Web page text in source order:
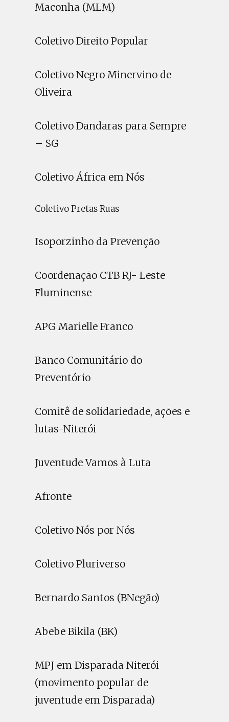
Maconha (MLM)
Coletivo Direito Popular
Coletivo Negro Minervino de
Oliveira
Coletivo Dandaras para Sempre
– SG
Coletivo África em Nós
Coletivo Pretas Ruas
Isoporzinho da Prevenção
Coordenação CTB RJ- Leste
Fluminense
APG Marielle Franco
Banco Comunitário do
Preventório
Comitê de solidariedade, ações e
lutas-Niterói
Juventude Vamos à Luta
Afronte
Coletivo Nós por Nós
Coletivo Pluriverso
Bernardo Santos (BNegão)
Abebe Bikila (BK)
MPJ em Disparada Niterói
(movimento popular de
juventude em Disparada)